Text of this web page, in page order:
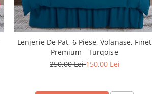
Lenjerie De Pat, 6 Piese, Volanase, Finet
Premium - Turqoise
250,00 Lei150,00 Lei